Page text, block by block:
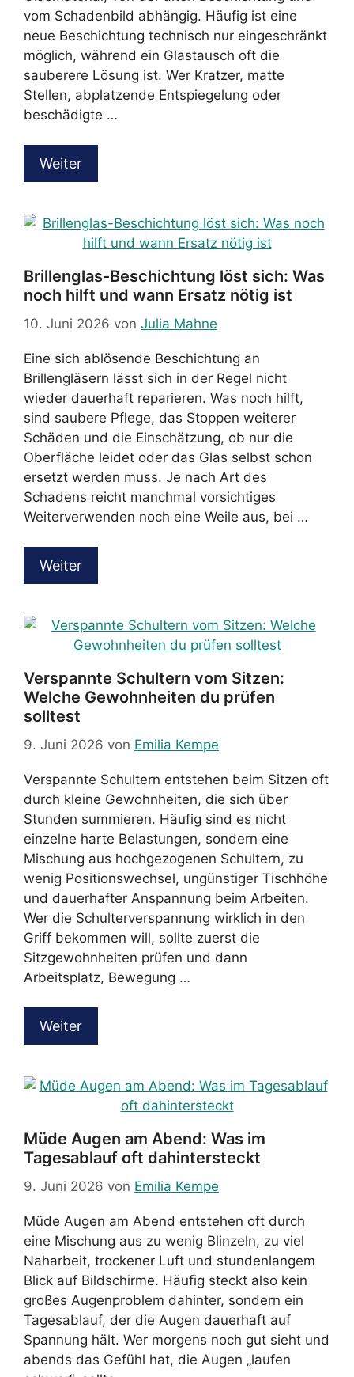
vom Schadenbild abhängig. Häufig ist eine
neue Beschichtung technisch nur eingeschränkt
möglich, während ein Glastausch oft die
sauberere Lösung ist. Wer Kratzer, matte
Stellen, abplatzende Entspiegelung oder
beschädigte …
Weiter
Brillenglas-Beschichtung löst sich: Was
noch hilft und wann Ersatz nötig ist
10. Juni 2026 von Julia Mahne
Eine sich ablösende Beschichtung an
Brillengläsern lässt sich in der Regel nicht
wieder dauerhaft reparieren. Was noch hilft,
sind saubere Pflege, das Stoppen weiterer
Schäden und die Einschätzung, ob nur die
Oberfläche leidet oder das Glas selbst schon
ersetzt werden muss. Je nach Art des
Schadens reicht manchmal vorsichtiges
Weiterverwenden noch eine Weile aus, bei …
Weiter
Verspannte Schultern vom Sitzen:
Welche Gewohnheiten du prüfen
solltest
9. Juni 2026 von Emilia Kempe
Verspannte Schultern entstehen beim Sitzen oft
durch kleine Gewohnheiten, die sich über
Stunden summieren. Häufig sind es nicht
einzelne harte Belastungen, sondern eine
Mischung aus hochgezogenen Schultern, zu
wenig Positionswechsel, ungünstiger Tischhöhe
und dauerhafter Anspannung beim Arbeiten.
Wer die Schulterverspannung wirklich in den
Griff bekommen will, sollte zuerst die
Sitzgewohnheiten prüfen und dann
Arbeitsplatz, Bewegung …
Weiter
Müde Augen am Abend: Was im
Tagesablauf oft dahintersteckt
9. Juni 2026 von Emilia Kempe
Müde Augen am Abend entstehen oft durch
eine Mischung aus zu wenig Blinzeln, zu viel
Naharbeit, trockener Luft und stundenlangem
Blick auf Bildschirme. Häufig steckt also kein
großes Augenproblem dahinter, sondern ein
Tagesablauf, der die Augen dauerhaft auf
Spannung hält. Wer morgens noch gut sieht und
abends das Gefühl hat, die Augen „laufen